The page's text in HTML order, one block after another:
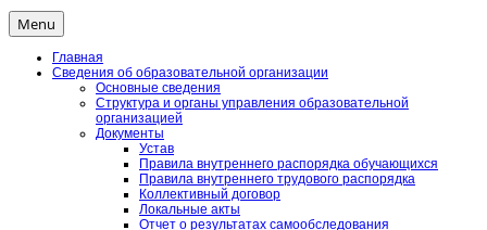
Menu
Главная
Сведения об образовательной организации
Основные сведения
Структура и органы управления образовательной
организацией
Документы
Устав
Правила внутреннего распорядка обучающихся
Правила внутреннего трудового распорядка
Коллективный договор
Локальные акты
Отчет о результатах самообследования